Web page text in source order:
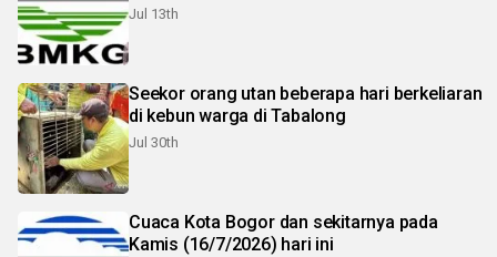
Jul 13th
Seekor orang utan beberapa hari berkeliaran
di kebun warga di Tabalong
Jul 30th
Cuaca Kota Bogor dan sekitarnya pada
Kamis (16/7/2026) hari ini